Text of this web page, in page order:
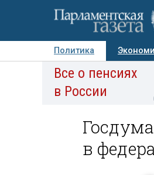
Политика
Авторы Персоны
Все о пенсиях
в России
в